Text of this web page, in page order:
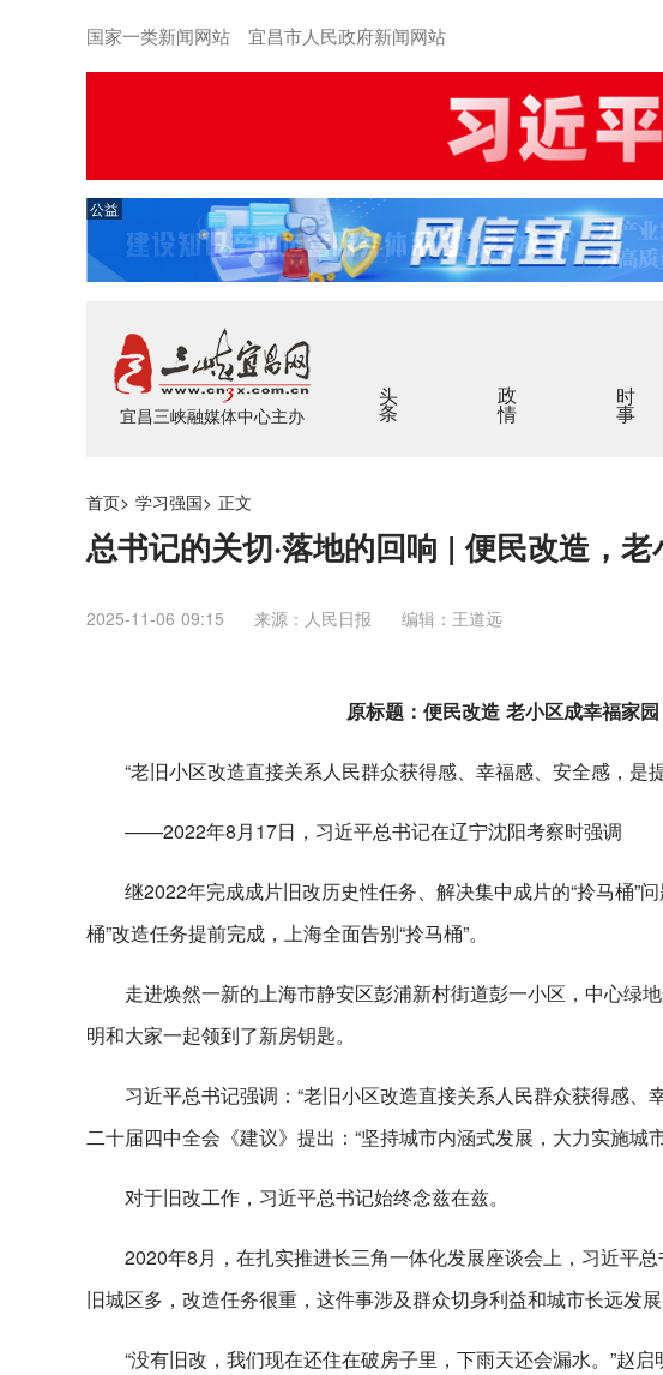
国家一类新闻网站 宜昌市人民政府新闻网站
公益
宜昌三峡融媒体中心主办
头条 政情 时事
首页> 学习强国> 正文
总书记的关切·落地的回响 | 便民改造，
2025-11-06 09:15 来源：人民日报 编辑：王道远
原标题：便民改造 老小区成幸福家园
“老旧小区改造直接关系人民群众获得感、幸福感、安全感，是
——2022年8月17日，习近平总书记在辽宁沈阳考察时强调
继2022年完成成片旧改历史性任务、解决集中成片的“拎马桶”
桶”改造任务提前完成，上海全面告别“拎马桶”。
走进焕然一新的上海市静安区彭浦新村街道彭一小区，中心绿
明和大家一起领到了新房钥匙。
习近平总书记强调：“老旧小区改造直接关系人民群众获得感
二十届四中全会《建议》提出：“坚持城市内涵式发展，大力实施城市
对于旧改工作，习近平总书记始终念兹在兹。
2020年8月，在扎实推进长三角一体化发展座谈会上，习近平
旧城区多，改造任务很重，这件事涉及群众切身利益和城市长远发
“没有旧改，我们现在还住在破房子里，下雨天还会漏水。”赵